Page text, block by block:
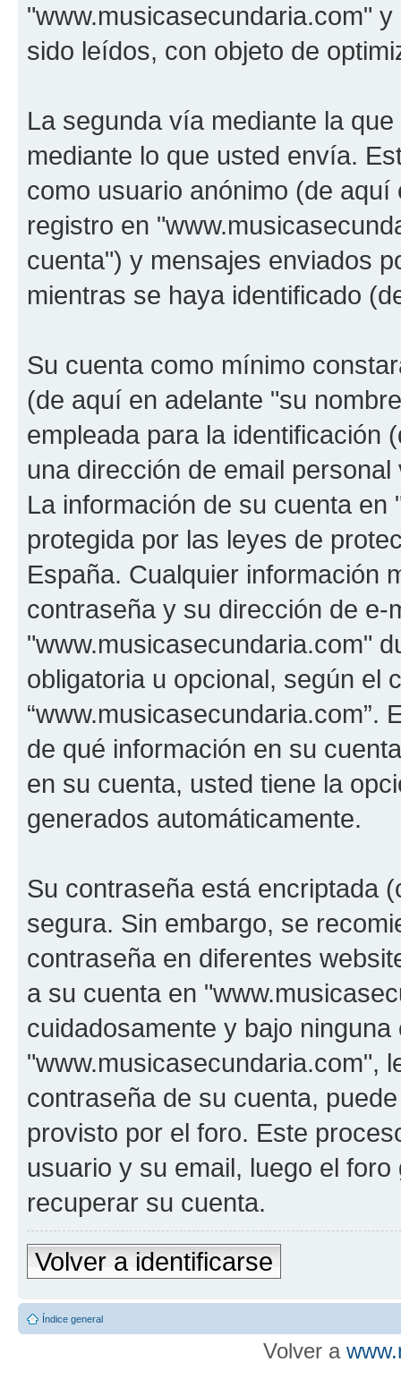
"www.musicasecundaria.com"
sido leídos, con objeto de
La segunda vía mediante la
mediante lo que usted envía.
como usuario anónimo (de
registro en
cuenta") y mensajes enviados
mientras se haya identificado
Su cuenta como mínimo
(de aquí en adelante "su
empleada para la identificación
una dirección de email
La información de su cuenta
protegida por las leyes de
España. Cualquier información
contraseña y su dirección de e-
"www.musicasecundaria.com"
obligatoria u opcional, según el
“www.musicasecundaria.com”.
de qué información en su
en su cuenta, usted tiene la
generados automáticamente.
Su contraseña está encriptada
segura. Sin embargo, se
contraseña en diferentes
a su cuenta en
cuidadosamente y bajo
"www.musicasecundaria.com",
contraseña de su cuenta,
provisto por el foro. Este
usuario y su email, luego el
recuperar su cuenta.
Volver a identificarse
Índice general
Volver a